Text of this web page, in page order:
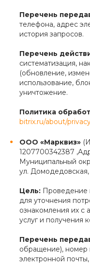
Перечень
телефона, адрес
история запросов.
Перечень
систематизация,
(обновление,
использование,
уничтожение.
Политика
bitrix.ru/about/
ООО «Марквиз»
1207700342387
Муниципальный
ул.
Цель: Проведение
для уточнения
ознакомления их с
услуг и получения
Перечень
обращение), номер
электронной